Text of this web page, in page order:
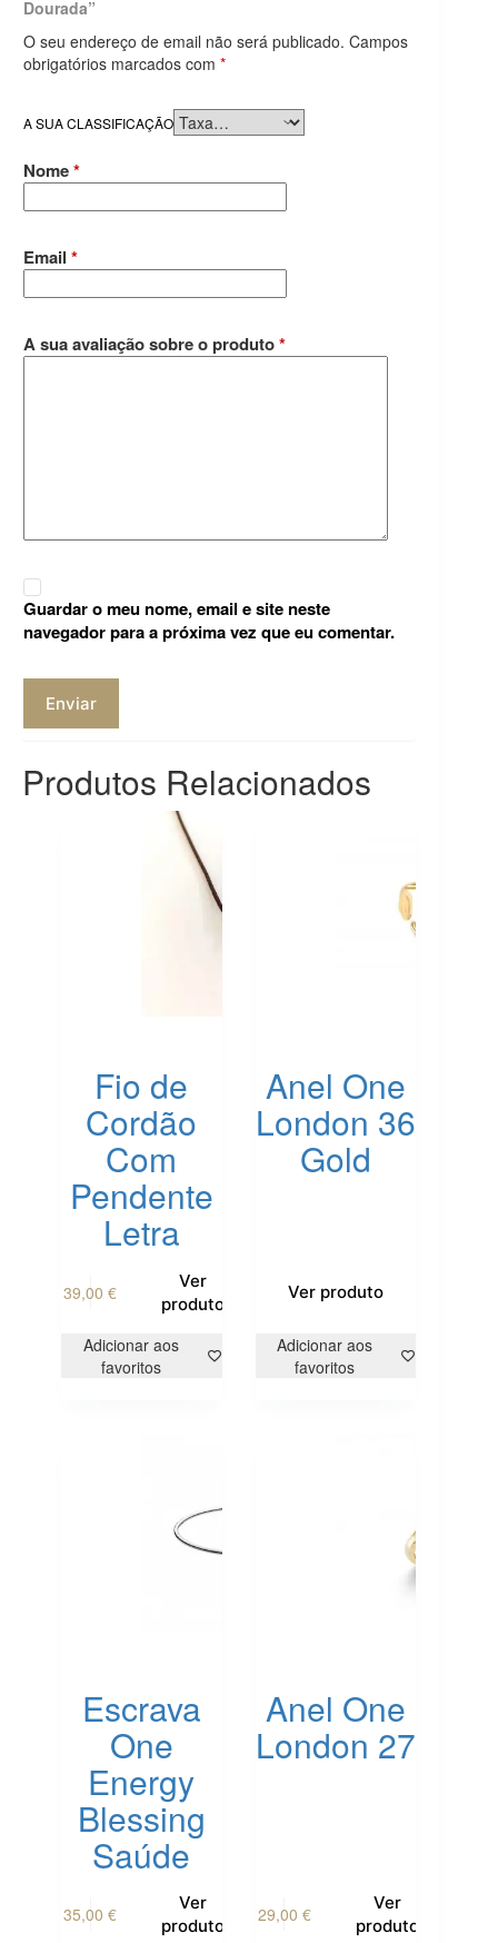
Dourada”
O seu endereço de email não será publicado. Campos
obrigatórios marcados com *
A SUA CLASSIFICAÇÃO
Nome*
Email *
A sua avaliação sobre o produto*
Guardar o meu nome, email e site neste
navegador para a próxima vez que eu comentar.
Enviar
Produtos Relacionados
Fio de
Cordão
Com
Pendente
Letra
39,00€
Ver
produto
product
multiple
variants.
Adicionar aos
favoritos
Anel One
London 36
Gold
Ver produto
Adicionar aos
favoritos
Escrava
One
Energy
Blessing
Saúde
35,00€
Ver
produto
Anel One
London 27
29,00 €
Ver
produto
product